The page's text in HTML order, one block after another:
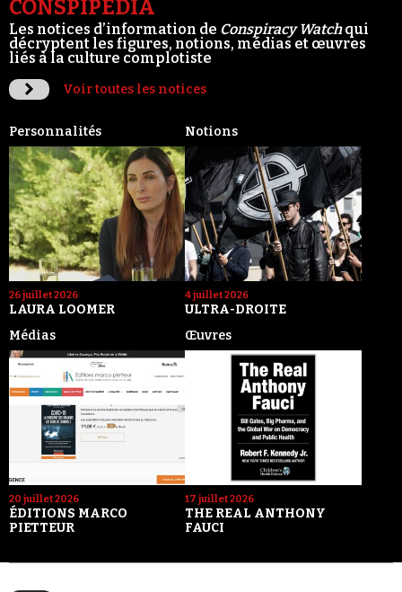
CONSPIPÉDIA
Les notices d’information de Conspiracy Watchqui
décryptent les figures, notions, médias et œuvres
liés à la culture complotiste
Voir toutes les notices
Personnalités
26 juillet 2026
LAURA LOOMER
Notions
4 juillet 2026
ULTRA-DROITE
Médias
20 juillet 2026
ÉDITIONS MARCO
PIETTEUR
Œuvres
17 juillet 2026
THE REAL ANTHONY
FAUCI